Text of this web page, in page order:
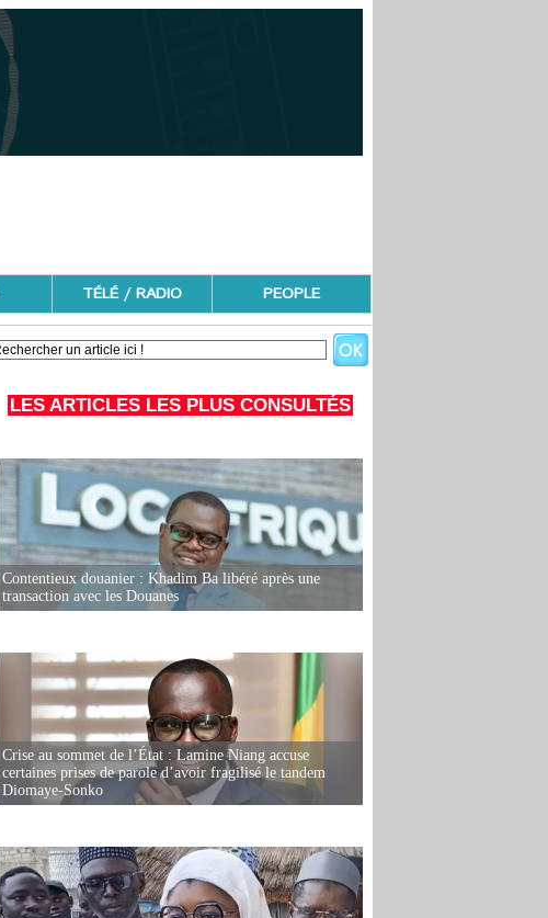
TÉLÉ / RADIO PEOPLE
LES ARTICLES LES PLUS CONSULTÉS
Contentieux douanier : Khadim Ba libéré après une
transaction avec les Douanes
Crise au sommet de l’État : Lamine Niang accuse
certaines prises de parole d’avoir fragilisé le tandem
Diomaye-Sonko